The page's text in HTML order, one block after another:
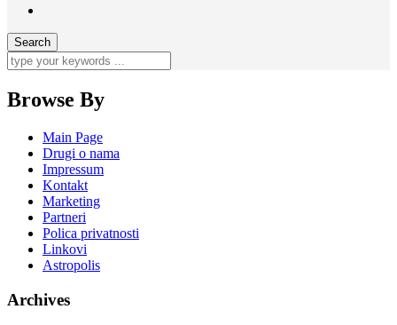
Browse By
Main Page
Drugi o nama
Impressum
Kontakt
Marketing
Partneri
Polica privatnosti
Linkovi
Astropolis
Archives